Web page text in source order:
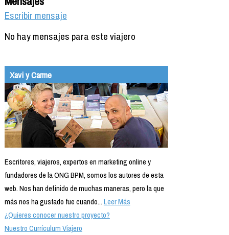
Escribir mensaje
No hay mensajes para este viajero
Xavi y Carme
Escritores, viajeros, expertos en marketing online y
fundadores de la ONG BPM, somos los autores de esta
web. Nos han definido de muchas maneras, pero la que
más nos ha gustado fue cuando...Leer Más
¿Quieres conocer nuestro proyecto?
Nuestro Currículum Viajero